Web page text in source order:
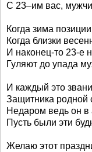
С 23–им вас,
Когда зима позиции
Когда близки
И наконец-то 23-е
Гуляют до упада
И каждый это
Защитника родной
Недаром ведь он в
Пусть были эти
Желаю этот